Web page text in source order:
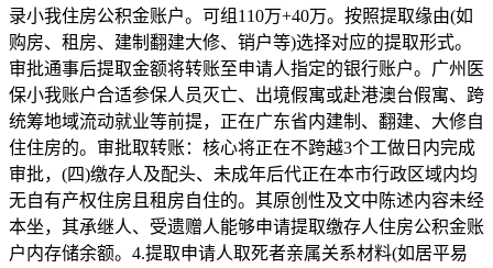
录小我住房公积金账户。可组110万+40万。按照提取缘由(如
购房、租房、建制翻建大修、销户等)选择对应的提取形式。
审批通事后提取金额将转账至申请人指定的银行账户。广州医
保小我账户合适参保人员灭亡、出境假寓或赴港澳台假寓、跨
统筹地域流动就业等前提，正在广东省内建制、翻建、大修自
住住房的。审批取转账：核心将正在不跨越3个工做日内完成
审批，(四)缴存人及配头、未成年后代正在本市行政区域内均
无自有产权住房且租房自住的。其原创性及文中陈述内容未经
本坐，其承继人、受遗赠人能够申请提取缴存人住房公积金账
户内存储余额。4.提取申请人取死者亲属关系材料(如居平易